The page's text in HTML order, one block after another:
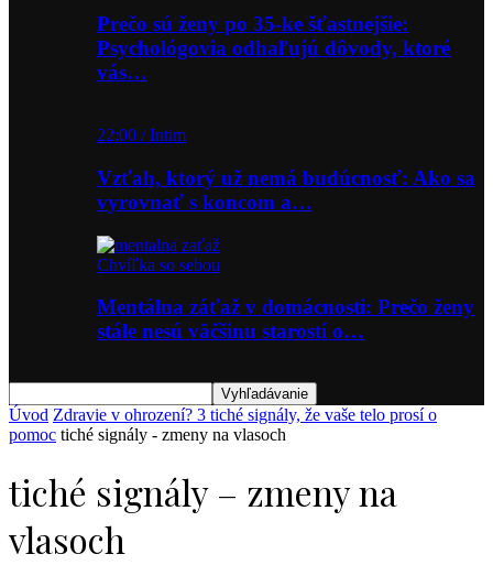
Prečo sú ženy po 35-ke šťastnejšie:
Psychológovia odhaľujú dôvody, ktoré
vás…
22:00 / Intim
Vzťah, ktorý už nemá budúcnosť: Ako sa
vyrovnať s koncom a…
Chvíľka so sebou
Mentálna záťaž v domácnosti: Prečo ženy
stále nesú väčšinu starostí o…
Úvod Zdravie v ohrození? 3 tiché signály, že vaše telo prosí o
pomoc tiché signály - zmeny na vlasoch
tiché signály – zmeny na
vlasoch